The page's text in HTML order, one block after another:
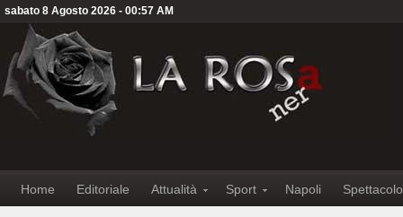
sabato 8 Agosto 2026 - 00:57 AM
Home Editoriale Attualità Sport Napoli Spettacolo